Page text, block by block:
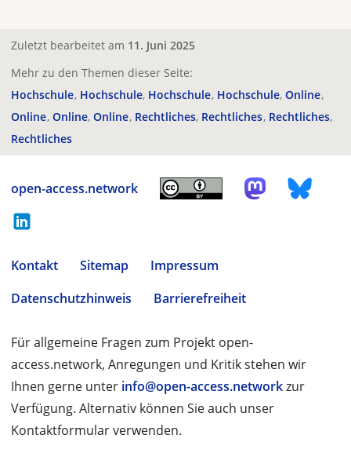
Zuletzt bearbeitet am 11. Juni 2025
Mehr zu den Themen dieser Seite:
Hochschule Hochschule Hochschule Hochschule Online
Online Online Online Rechtliches Rechtliches Rechtliches
Rechtliches
open-access.network
Kontakt Sitemap
Impressum
Datenschutzhinweis
Barrierefreiheit
Für allgemeine Fragen zum Projekt open-
access.network, Anregungen und Kritik stehen wir
Ihnen gerne unter info@open-access.networkzur
Verfügung. Alternativ können Sie auch unser
Kontaktformular verwenden.